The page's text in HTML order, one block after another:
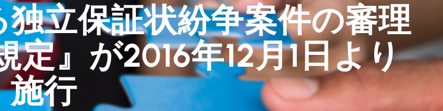
独立保証状紛争案件の審理
』が2016年12月1日より
施行